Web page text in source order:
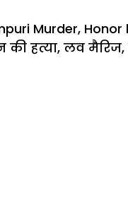
Murder, Honor
की हत्या, लव मैरिज,